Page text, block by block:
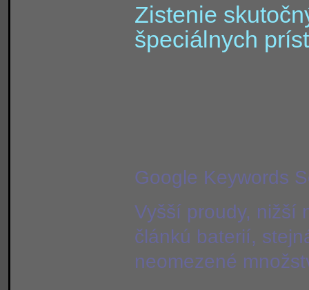
Zistenie
špeciálnych
Google Keywords
Vyšší proudy, nižší
článkú baterií,
neomezené